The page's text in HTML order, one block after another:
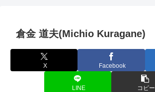
倉金 道夫(Michio Kuragane)
X Facebook
LINE コピー